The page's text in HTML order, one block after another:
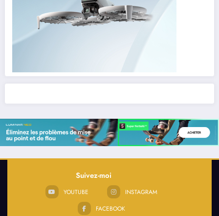
Suivez-moi
YOUTUBE
INSTAGRAM
FACEBOOK